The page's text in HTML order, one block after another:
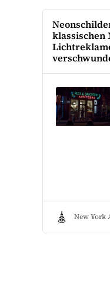
klassischen
New York